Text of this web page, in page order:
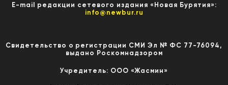
E-mail редакции сетевого издания «Новая Бурятия»:
info@newbur.ru
Свидетельство о регистрации СМИ Эл № ФС 77-76094,
выдано Роскомнадзором
Учредитель: ООО «Жасмин»